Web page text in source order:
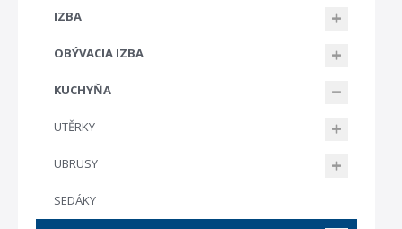
IZBA
OBÝVACIA IZBA
KUCHYŇA
UTĚRKY
UBRUSY
SEDÁKY